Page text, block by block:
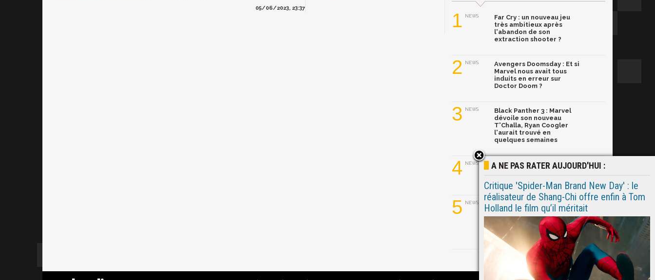
05/06/2023, 23:37
1 NEWS
Far Cry : un nouveau jeu
très ambitieux après
l'abandon de son
extraction shooter ?
2 NEWS
Avengers Doomsday : Et si
Marvel nous avait tous
induits en erreur sur
Doctor Doom ?
3 NEWS
Black Panther 3 : Marvel
dévoile son nouveau
T'Challa, Ryan Coogler
l'aurait trouvé en
quelques semaines
4 NEWS
Ghost Rider dans le MCU :
5 NEWS
007 First Light : la
première grosse mise à
jour est là, James Bond
reprend du service
A NE PAS RATER AUJOURD'HUI :
Critique 'Spider-Man Brand New Day' : le
réalisateur de Shang-Chi offre enfin à Tom
Holland le film qu’il méritait